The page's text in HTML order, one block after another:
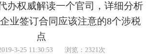
办权威解读一个官司，详细分析
业签订合同应该注意的8个涉税
点
3-25 11:30:53 浏览：2321次